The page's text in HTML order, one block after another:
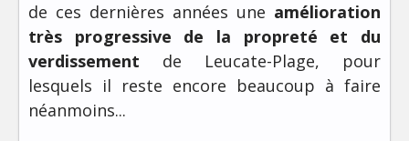
de ces dernières années une amélioration
très progressive de la propreté et du
verdissement de Leucate-Plage, pour
lesquels il reste encore beaucoup à faire
néanmoins...